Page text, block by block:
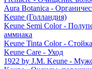
Aura Botanica -
Keune (Голландия)
Keune Semi Color -
аммиака
Keune Tinta Color -
Keune Care - Уход
1922 by J.M. Keune -